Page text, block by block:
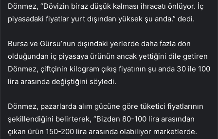
Dönmez, “Dövizin biraz düşük kalması ihracatı önlüyor. İç
piyasadaki fiyatlar yurt dışından yüksek şu anda.” dedi.
Bursa ve Gürsu’nun dışındaki yerlerde daha fazla don
olduğundan iç piyasaya ürünün ancak yettiğini dile getiren
Dönmez, çiftçinin kilogram çıkış fiyatının şu anda 30 ile 100
lira arasında değiştiğini söyledi.
Dönmez, pazarlarda alım gücüne göre tüketici fiyatlarının
şekillendiğini belirterek, “Bizden 80-100 lira arasından
çıkan ürün 150-200 lira arasında olabiliyor marketlerde.